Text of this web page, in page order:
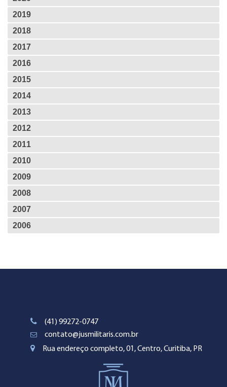
2019
2018
2017
2016
2015
2014
2013
2012
2011
2010
2009
2008
2007
2006
(41) 99272-0747
contato@jusmilitaris.com.br
Rua endereço completo, 01, Centro, Curitiba, PR